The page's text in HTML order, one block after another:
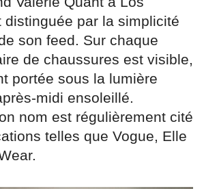
distinguée par la simplicité
son feed. Sur chaque
de chaussures est visible,
portée sous la lumière
midi ensoleillé.
nom est régulièrement cité
telles que Vogue, Elle